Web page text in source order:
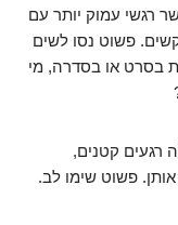
רגשי עמוק יותר עם
פשוט נסו לשים
בסרט או בסדרה, מי
רגעים קטנים,
פשוט שימו לב.